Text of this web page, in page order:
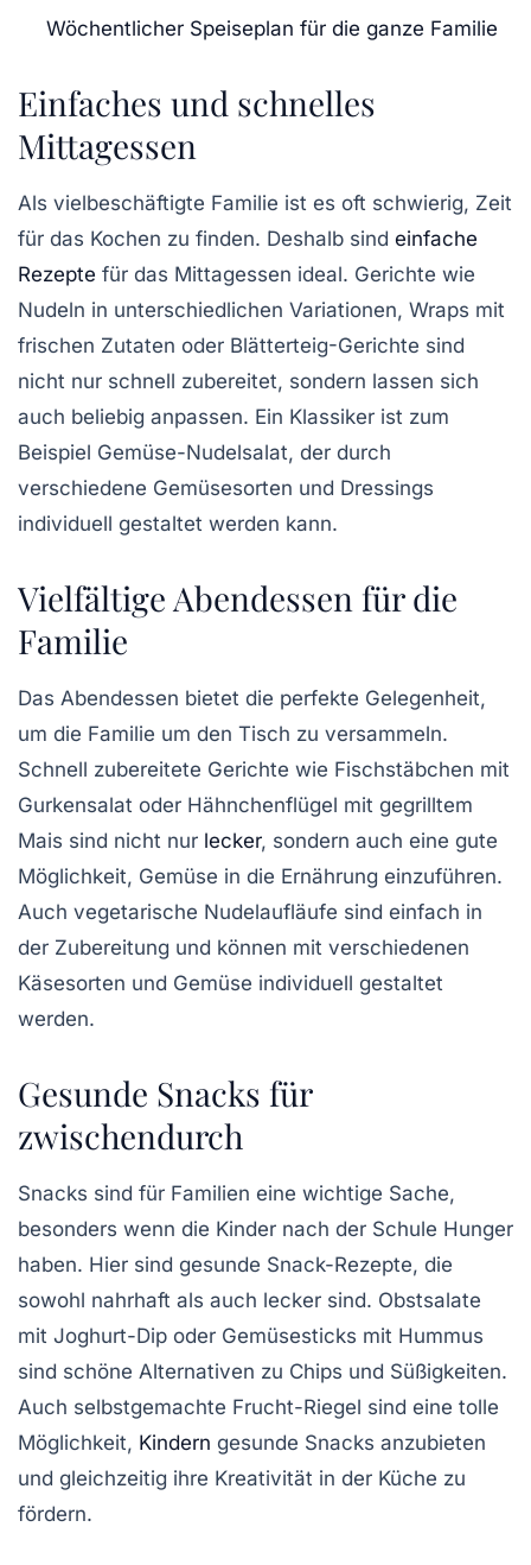
Wöchentlicher Speiseplan für die ganze Familie
Einfaches und schnelles
Mittagessen
Als vielbeschäftigte Familie ist es oft schwierig, Zeit
für das Kochen zu finden. Deshalb sind einfache
Rezepte für das Mittagessen ideal. Gerichte wie
Nudeln in unterschiedlichen Variationen, Wraps mit
frischen Zutaten oder Blätterteig-Gerichte sind
nicht nur schnell zubereitet, sondern lassen sich
auch beliebig anpassen. Ein Klassiker ist zum
Beispiel Gemüse-Nudelsalat, der durch
verschiedene Gemüsesorten und Dressings
individuell gestaltet werden kann.
Vielfältige Abendessen für die
Familie
Das Abendessen bietet die perfekte Gelegenheit,
um die Familie um den Tisch zu versammeln.
Schnell zubereitete Gerichte wie Fischstäbchen mit
Gurkensalat oder Hähnchenflügel mit gegrilltem
Mais sind nicht nur lecker, sondern auch eine gute
Möglichkeit, Gemüse in die Ernährung einzuführen.
Auch vegetarische Nudelaufläufe sind einfach in
der Zubereitung und können mit verschiedenen
Käsesorten und Gemüse individuell gestaltet
werden.
Gesunde Snacks für
zwischendurch
Snacks sind für Familien eine wichtige Sache,
besonders wenn die Kinder nach der Schule Hunger
haben. Hier sind gesunde Snack-Rezepte, die
sowohl nahrhaft als auch lecker sind. Obstsalate
mit Joghurt-Dip oder Gemüsesticks mit Hummus
sind schöne Alternativen zu Chips und Süßigkeiten.
Auch selbstgemachte Frucht-Riegel sind eine tolle
Möglichkeit, Kindern gesunde Snacks anzubieten
und gleichzeitig ihre Kreativität in der Küche zu
fördern.